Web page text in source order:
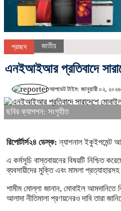
প্রচ্ছদ জাতীয়
এনইআইআর প্রতিবাদে
আপডেট টাইম: জানুয়ারী ০২,
ছবির ক্যাপশন: সংগৃহীত
রিপোর্টার্স২৪ ডেস্ক:ন্যাশনাল ইকুইপমেন্ট
এ কর্মসূচি বাস্তবায়নের বিষয়টি নিশ্চিত
ব্যবসায়ীদের মুক্তি এবং মামলা
শামীম মোল্লা জানান, মোবাইল আমদানিতে
আলাদা নীতিমালা প্রণয়নেরও দাবি তারা